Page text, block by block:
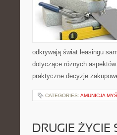
odkrywają świat leasingu
dotyczące różnych
praktyczne decyzje
CATEGORIES: AMUNICJA
DRUGIE